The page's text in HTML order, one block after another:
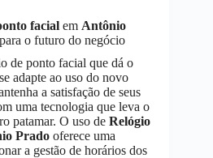
facial em Antônio
o futuro do negócio
de ponto facial que dá o
adapte ao uso do novo
a satisfação de seus
uma tecnologia que leva o
patamar. O uso de Relógio
Prado oferece uma
a gestão de horários dos